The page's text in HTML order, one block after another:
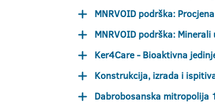
MNRVOID podrška:
MNRVOID podrška:
Ker4Care - Bioaktivna
Konstrukcija, izrada i
Dabrobosanska mitropolija